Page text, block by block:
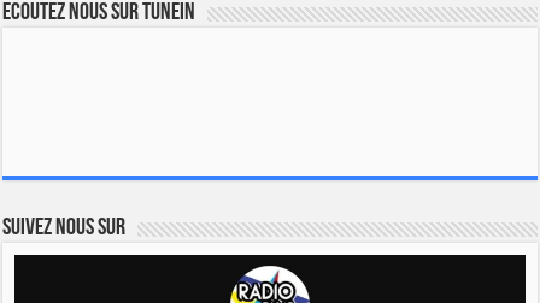
Ecoutez nous sur TuneIn
Suivez nous sur